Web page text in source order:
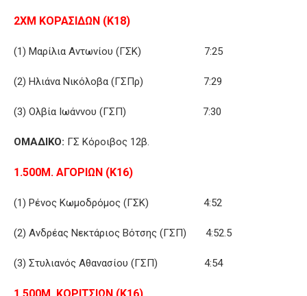
2ΧΜ ΚΟΡΑΣΙΔΩΝ (Κ18)
(1) Μαρίλια Αντωνίου (ΓΣΚ) 7:25
(2) Ηλιάνα Νικόλοβα (ΓΣΠρ) 7:29
(3) Ολβία Ιωάννου (ΓΣΠ) 7:30
ΟΜΑΔΙΚΟ: ΓΣ Κόροιβος 12β.
1.500Μ. ΑΓΟΡΙΩΝ (Κ16)
(1) Ρένος Κωμοδρόμος (ΓΣΚ) 4:52
(2) Ανδρέας Νεκτάριος Βότσης (ΓΣΠ) 4:52.5
(3) Στυλιανός Αθανασίου (ΓΣΠ) 4:54